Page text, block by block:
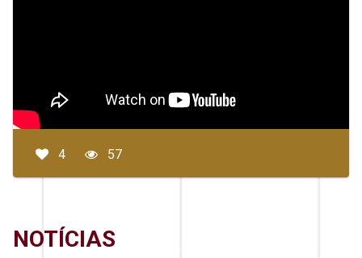
4 57
NOTÍCIAS